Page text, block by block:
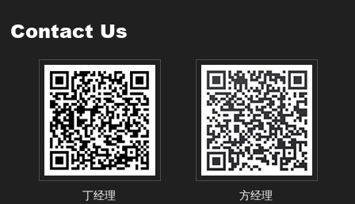
Contact Us
丁经理 方经理